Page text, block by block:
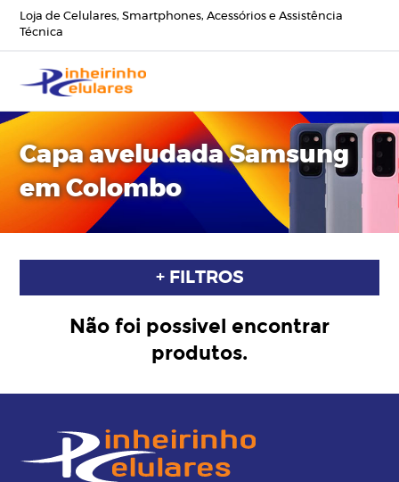
Loja de Celulares, Smartphones, Acessórios e Assistência
Técnica
Capa aveludada Samsung
em Colombo
+ FILTROS
Não foi possivel encontrar
produtos.